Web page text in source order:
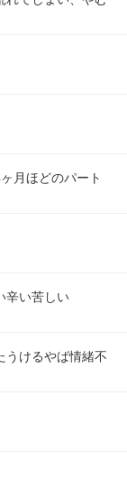
月ほどのパート
辛い苦しい
うけるやば情緒不